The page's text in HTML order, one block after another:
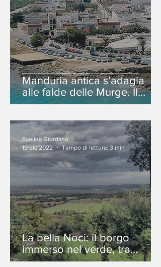
Manduria antica s’adagia
alle falde delle Murge. Il
Primitivo è il suo tesoro.
La bella Noci: il borgo
immerso nel verde, tra
gnostre e profumo di
Evelina Giordano
19 dic 2022
Tempo di lettura: 3 min